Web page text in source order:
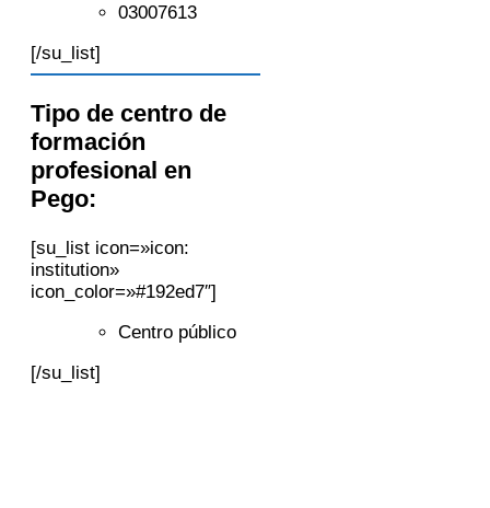
03007613
[/su_list]
Tipo de centro de
formación
profesional en
Pego:
[su_list icon=»icon:
institution»
icon_color=»#192ed7″]
Centro público
[/su_list]